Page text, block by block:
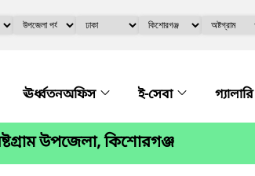
ঊর্ধ্বতনঅফিস ই-সেবা গ্যালারি
উপজেলা, কিশোরগঞ্জ